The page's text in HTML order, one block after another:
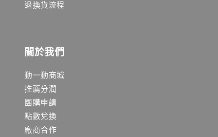
退換貨流程
關於我們
動一動商城
推薦分潤
團購申請
點數兌換
廠商合作